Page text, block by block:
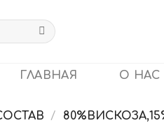
ГЛАВНАЯ О НАС
/